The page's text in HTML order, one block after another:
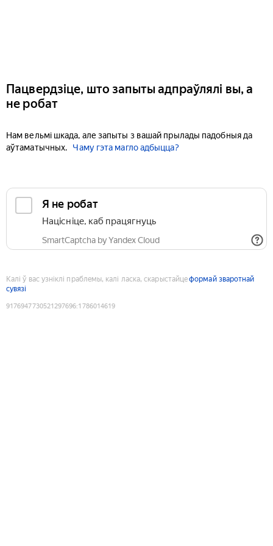
Пацвердзіце, што запыты адпраўлялі вы, а
не робат
Нам вельмі шкада, але запыты з вашай прылады падобныя да
аўтаматычных.
Чаму гэта магло адбыцца?
Я не робат
Націсніце, каб працягнуць
SmartCaptcha by Yandex Cloud
Калі ў вас узніклі праблемы, калі ласка, скарыстайцеформай зваротнай
сувязі
9176947730521297696:1786014619